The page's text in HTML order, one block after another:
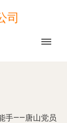
司
手——唐山党员